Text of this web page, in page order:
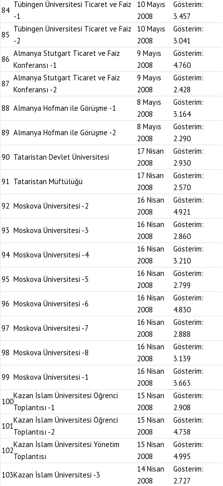
84
Tübingen Üniversitesi Ticaret ve Faiz
-1
10 Mayıs
2008
Gösterim:
3.457
85
Tübingen Üniversitesi Ticaret ve Faiz
-2
10 Mayıs
2008
Gösterim:
3.041
86
Almanya Stutgart Ticaret ve Faiz
Konferansı -1
9 Mayıs
2008
Gösterim:
4.760
87
Almanya Stutgart Ticaret ve Faiz
Konferansı -2
9 Mayıs
2008
Gösterim:
2.428
88 Almanya Hofman ile Görüşme -1
8 Mayıs
2008
Gösterim:
3.164
89 Almanya Hofman ile Görüşme -2
8 Mayıs
2008
Gösterim:
2.290
90 Tataristan Devlet Üniversitesi
17 Nisan
2008
Gösterim:
2.930
91 Tataristan Müftülüğü
17 Nisan
2008
Gösterim:
2.570
92 Moskova Üniversitesi -2
16 Nisan
2008
Gösterim:
4.921
93 Moskova Üniversitesi -3
16 Nisan
2008
Gösterim:
2.860
94 Moskova Üniversitesi -4
16 Nisan
2008
Gösterim:
3.210
95 Moskova Üniversitesi -5
16 Nisan
2008
Gösterim:
2.799
96 Moskova Üniversitesi -6
16 Nisan
2008
Gösterim:
4.830
97 Moskova Üniversitesi -7
16 Nisan
2008
Gösterim:
2.888
98 Moskova Üniversitesi -8
16 Nisan
2008
Gösterim:
3.139
99 Moskova Üniversitesi -1
16 Nisan
2008
Gösterim:
3.663
100
Kazan İslam Üniversitesi Öğrenci
Toplantısı -1
15 Nisan
2008
Gösterim:
2.908
101
Kazan İslam Üniversitesi Öğrenci
Toplantısı -2
15 Nisan
2008
Gösterim:
4.738
102
Kazan İslam Üniversitesi Yönetim
Toplantısı
15 Nisan
2008
Gösterim:
4.995
103Kazan İslam Üniversitesi -3
14 Nisan
2008
Gösterim:
2.727